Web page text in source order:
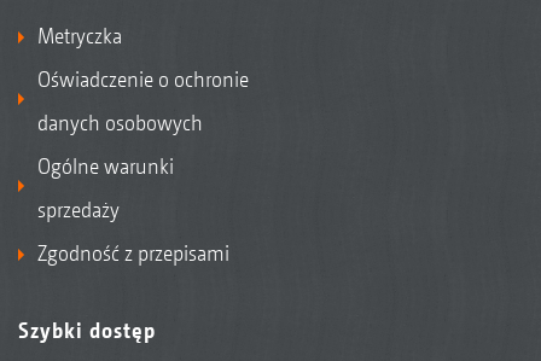
Metryczka
Oświadczenie o ochronie
danych osobowych
Ogólne warunki
sprzedaży
Zgodność z przepisami
Szybki dostęp